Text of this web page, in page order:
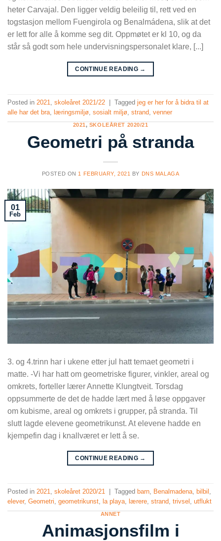
heter Carvajal. Den ligger veldig beleilig til, rett ved en
togstasjon mellom Fuengirola og Benalmádena, slik at det
er lett for alle å komme seg dit. Oppmøtet er kl 10, og da
står så godt som hele undervisningspersonalet klare, [...]
CONTINUE READING →
Posted in 2021, skoleåret 2021/22 Tagged jeg er her for å bidra til at
alle har det bra, læringsmiljø, sosialt miljø, strand, venner
2021, SKOLEÅRET 2020/21
Geometri på stranda
POSTED ON 1 FEBRUARY, 2021 BY DNS MALAGA
01
Feb
3. og 4.trinn har i ukene etter jul hatt temaet geometri i
matte. -Vi har hatt om geometriske figurer, vinkler, areal og
omkrets, forteller lærer Annette Klungtveit. Torsdag
oppsummerte de det de hadde lært med å løse oppgaver
om kubisme, areal og omkrets i grupper, på stranda. Til
slutt lagde elevene geometrikunst. At elevene hadde en
kjempefin dag i knallværet er lett å se.
CONTINUE READING →
Posted in 2021, skoleåret 2020/21 Tagged barn, Benalmadena, bilbil ,
elever, Geometri, geometrikunst, la playa, lærere, strand, trivsel , utflukt
ANNET
Animasjonsfilm i